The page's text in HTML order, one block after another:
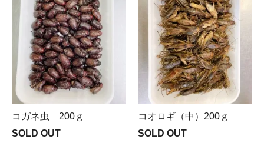
コガネ虫 200ｇ
SOLD OUT
コオロギ（中）200ｇ
SOLD OUT